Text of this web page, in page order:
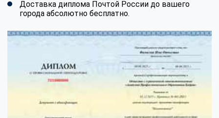
Доставка диплома Почтой России до вашего
города абсолютно бесплатно.